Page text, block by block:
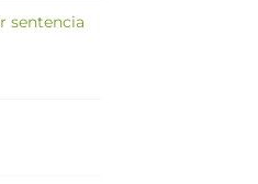
sentencia